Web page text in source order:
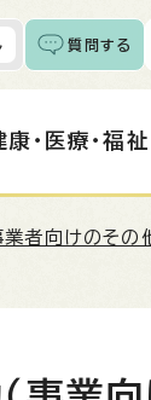
質問する
康・医療・福祉
業者向けのその